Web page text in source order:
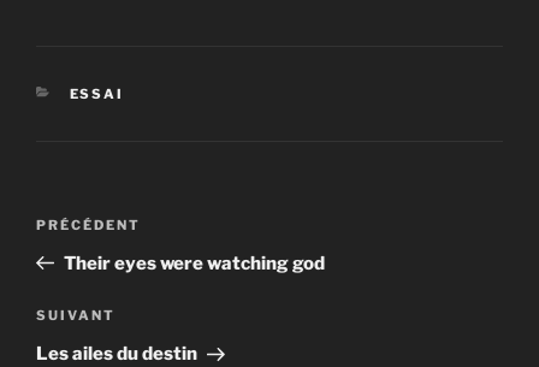
CATÉGORIES
ESSAI
Navigation
l’article
Article
précédent
PRÉCÉDENT
Their eyes were watching god
Article
suivant
SUIVANT
Les ailes du destin